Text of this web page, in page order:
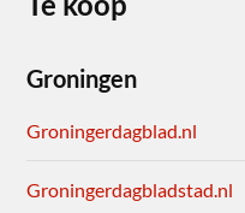
Groningen
Groningerdagblad.nl
Groningerdagbladstad.nl